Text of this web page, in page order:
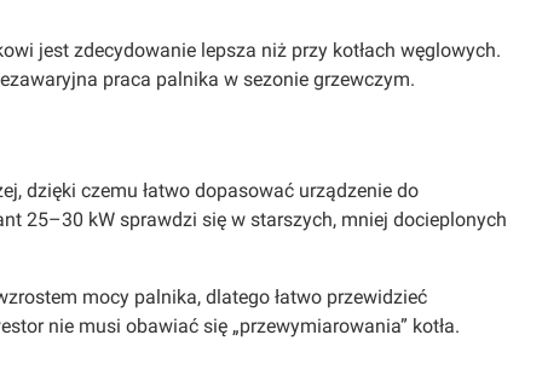
jest zdecydowanie lepsza niż przy kotłach węglowych.
praca palnika w sezonie grzewczym.
dzięki czemu łatwo dopasować urządzenie do
25–30 kW sprawdzi się w starszych, mniej docieplonych
mocy palnika, dlatego łatwo przewidzieć
nie musi obawiać się „przewymiarowania” kotła.